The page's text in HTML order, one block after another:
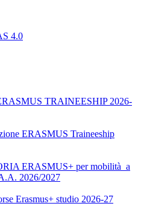
4.0
TRAINEESHIP 2026-
ERASMUS Traineeship
ERASMUS+ per mobilità a
2026/2027
Erasmus+ studio 2026-27